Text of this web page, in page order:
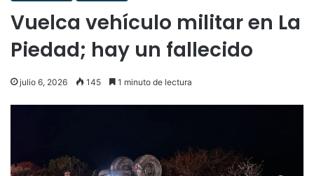
Vuelca vehículo militar en La
Piedad; hay un fallecido
julio 6, 2026 145 1 minuto de lectura